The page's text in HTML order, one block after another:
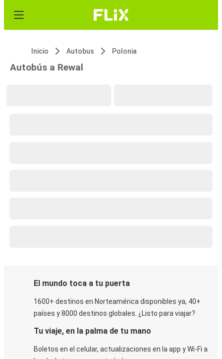
Inicio Autobus Polonia
Autobús a Rewal
El mundo toca a tu puerta
1600+ destinos en Norteamérica disponibles ya, 40+
países y 8000 destinos globales. ¿Listo para viajar?
Tu viaje, en la palma de tu mano
Boletos en el celular, actualizaciones en la app y Wi-Fi a